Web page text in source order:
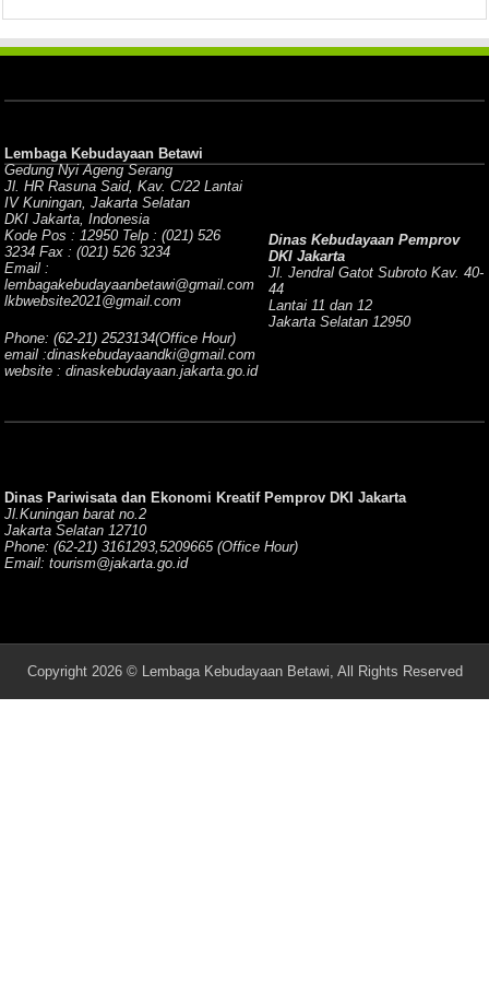
Lembaga Kebudayaan Betawi
Gedung Nyi Ageng Serang
Jl. HR Rasuna Said, Kav. C/22 Lantai
IV Kuningan, Jakarta Selatan
DKI Jakarta, Indonesia
Kode Pos : 12950 Telp : (021) 526
3234 Fax : (021) 526 3234
Email :
lembagakebudayaanbetawi@gmail.com
lkbwebsite2021@gmail.com
Dinas Kebudayaan Pemprov
DKI Jakarta
Jl. Jendral Gatot Subroto Kav. 40-
44
Lantai 11 dan 12
Jakarta Selatan 12950
Phone: (62-21) 2523134(Office Hour)
email :dinaskebudayaandki@gmail.com
website : dinaskebudayaan.jakarta.go.id
Dinas Pariwisata dan Ekonomi Kreatif Pemprov DKI Jakarta
Jl.Kuningan barat no.2
Jakarta Selatan 12710
Phone: (62-21) 3161293,5209665 (Office Hour)
Email: tourism@jakarta.go.id
Copyright 2026 © Lembaga Kebudayaan Betawi, All Rights Reserved